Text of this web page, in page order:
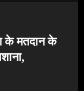
मतदान के